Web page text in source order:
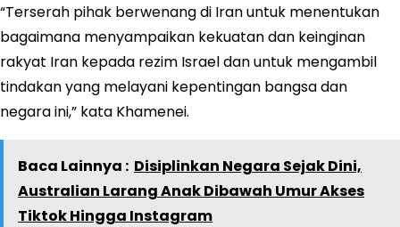
“Terserah pihak berwenang di Iran untuk menentukan
bagaimana menyampaikan kekuatan dan keinginan
rakyat Iran kepada rezim Israel dan untuk mengambil
tindakan yang melayani kepentingan bangsa dan
negara ini,” kata Khamenei.
Baca Lainnya : Disiplinkan Negara Sejak Dini,
Australian Larang Anak Dibawah Umur Akses
Tiktok Hingga Instagram